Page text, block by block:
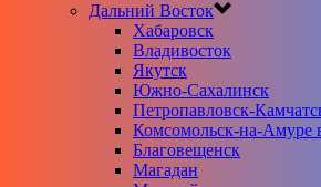
Дальний Восток
Хабаровск
Владивосток
Якутск
Южно-Сахалинск
Петропавловск-
Комсомольск-на-Амуре
Благовещенск
Магадан